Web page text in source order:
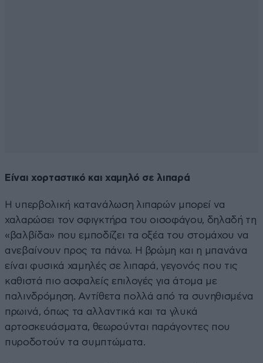
Είναι χορταστικό και χαμηλό σε λιπαρά
Η υπερβολική κατανάλωση λιπαρών μπορεί να
χαλαρώσει τον σφιγκτήρα του οισοφάγου, δηλαδή τη
«βαλβίδα» που εμποδίζει τα οξέα του στομάχου να
ανεβαίνουν προς τα πάνω. Η βρώμη και η μπανάνα
είναι φυσικά χαμηλές σε λιπαρά, γεγονός που τις
καθιστά πιο ασφαλείς επιλογές για άτομα με
παλινδρόμηση. Αντίθετα πολλά από τα συνηθισμένα
πρωινά, όπως τα αλλαντικά και τα γλυκά
αρτοσκευάσματα, θεωρούνται παράγοντες που
πυροδοτούν τα συμπτώματα.